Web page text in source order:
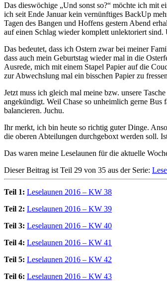
Das dieswöchige „Und sonst so?“ möchte ich mit
ich seit Ende Januar kein vernünftiges BackUp
Tagen des Bangen und Hoffens gestern Abend
auf einen Schlag wieder komplett unlektoriert
Das bedeutet, dass ich Ostern zwar bei meiner
dass auch mein Geburtstag wieder mal in die
Ausrede, mich mit einem Stapel Papier auf die
zur Abwechslung mal ein bisschen Papier zu
Jetzt muss ich gleich mal meine bzw. unsere
angekündigt. Weil Chase so unheimlich gerne Bus
balancieren. Juchu.
Ihr merkt, ich bin heute so richtig guter Dinge.
die oberen Abteilungen durchgeboxt werden soll.
Das waren meine Leselaunen für die aktuelle
Dieser Beitrag ist Teil 29 von 35 aus der Serie:
Teil 1: Leselaunen 2016 – KW 38
Teil 2: Leselaunen 2016 – KW 39
Teil 3: Leselaunen 2016 – KW 40
Teil 4: Leselaunen 2016 – KW 41
Teil 5: Leselaunen 2016 – KW 42
Teil 6: Leselaunen 2016 – KW 43